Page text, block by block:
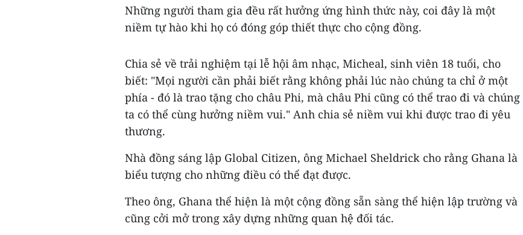
Những người tham gia đều rất hưởng ứng hình thức này, coi đây là một
niềm tự hào khi họ có đóng góp thiết thực cho cộng đồng.
Chia sẻ về trải nghiệm tại lễ hội âm nhạc, Micheal, sinh viên 18 tuổi, cho
biết: "Mọi người cần phải biết rằng không phải lúc nào chúng ta chỉ ở một
phía - đó là trao tặng cho châu Phi, mà châu Phi cũng có thể trao đi và chúng
ta có thể cùng hưởng niềm vui." Anh chia sẻ niềm vui khi được trao đi yêu
thương.
Nhà đồng sáng lập Global Citizen, ông Michael Sheldrick cho rằng Ghana là
biểu tượng cho những điều có thể đạt được.
Theo ông, Ghana thể hiện là một cộng đồng sẵn sàng thể hiện lập trường và
cũng cởi mở trong xây dựng những quan hệ đối tác.